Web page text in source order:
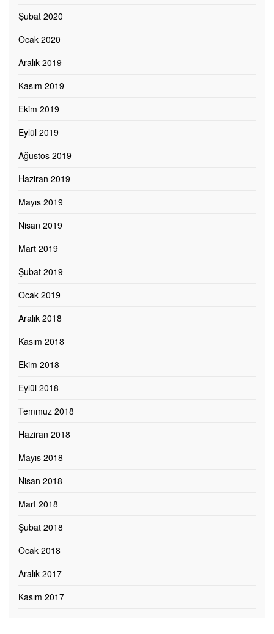
Şubat 2020
Ocak 2020
Aralık 2019
Kasım 2019
Ekim 2019
Eylül 2019
Ağustos 2019
Haziran 2019
Mayıs 2019
Nisan 2019
Mart 2019
Şubat 2019
Ocak 2019
Aralık 2018
Kasım 2018
Ekim 2018
Eylül 2018
Temmuz 2018
Haziran 2018
Mayıs 2018
Nisan 2018
Mart 2018
Şubat 2018
Ocak 2018
Aralık 2017
Kasım 2017